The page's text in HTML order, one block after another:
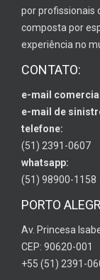
por profissionais
composta por
experiência no
CONTATO:
e-mail
e-mail de
telefone:
(51) 2391-0607
whatsapp:
(51) 98900-1158
PORTO
Av. Princesa
CEP: 90620-001
+55 (51) 2391-